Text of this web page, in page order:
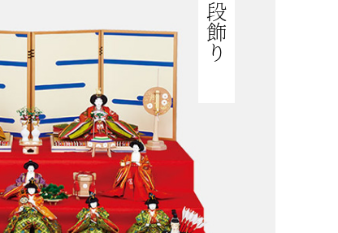
段飾り